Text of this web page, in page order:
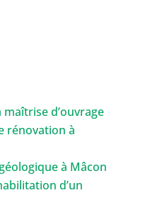
d’ouvrage
rénovation à
à Mâcon
d’un